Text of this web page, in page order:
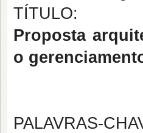
TÍTULO:
Proposta
o
PALAVRAS-